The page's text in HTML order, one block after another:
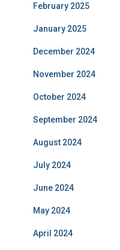
February 2025
January 2025
December 2024
November 2024
October 2024
September 2024
August 2024
July 2024
June 2024
May 2024
April 2024